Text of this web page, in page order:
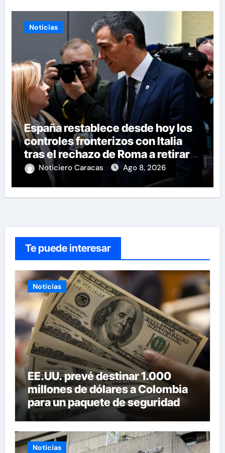
Noticias
España restablece desde hoy los
controles fronterizos con Italia
tras el rechazo de Roma a retirar
las restricciones
Noticiero Caracas Ago 8, 2026
Te puede interesar
Noticias
EE.UU. prevé destinar 1.000
millones de dólares a Colombia
para un paquete de seguridad
Noticias